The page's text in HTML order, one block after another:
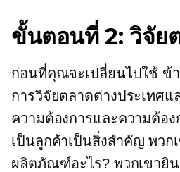
ขั้นตอนที่ 2: วิจัย
ก่อนที่คุณจะเปลี่ยนไปใช้ ข้
การวิจัยตลาดต่างประเทศแ
ความต้องการและความต้อ
เป็นลูกค้าเป็นสิ่งสำคัญ พวก
ผลิตภัณฑ์อะไร? พวกเขายิน